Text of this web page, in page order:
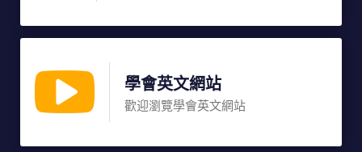
學會英文網站
歡迎瀏覽學會英文網站